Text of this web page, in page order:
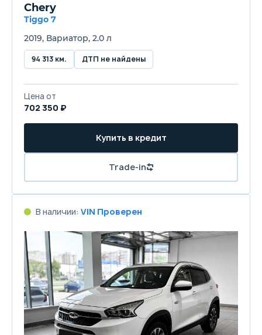
Chery
Tiggo 7
2019, Вариатор, 2.0 л
94 313 км. ДТП не найдены
Цена от
702 350 ₽
Купить в кредит
Trade-in
В наличии: VIN Проверен